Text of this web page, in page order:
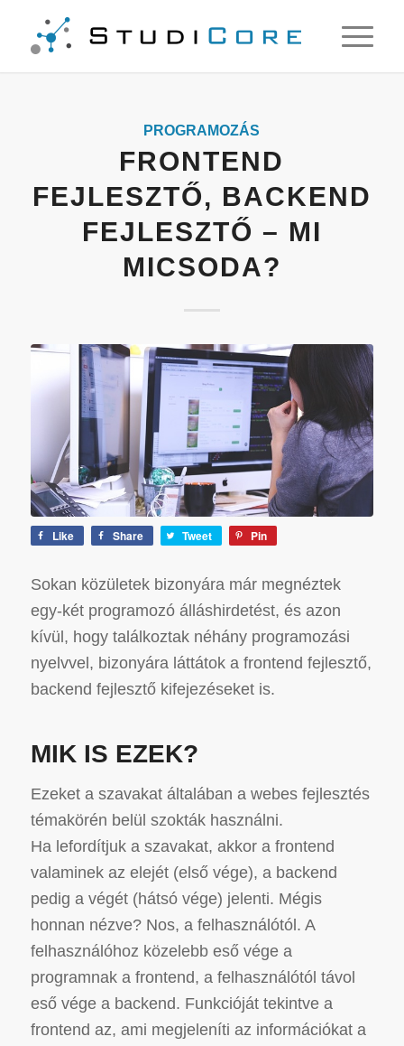
PROGRAMOZÁS
FRONTEND
FEJLESZTŐ, BACKEND
FEJLESZTŐ – MI
MICSODA?
Like Share Tweet Pin
Sokan közületek bizonyára már megnéztek
egy-két programozó álláshirdetést, és azon
kívül, hogy találkoztak néhány programozási
nyelvvel, bizonyára láttátok a frontend fejlesztő,
backend fejlesztő kifejezéseket is.
MIK IS EZEK?
Ezeket a szavakat általában a webes fejlesztés
témakörén belül szokták használni.
Ha lefordítjuk a szavakat, akkor a frontend
valaminek az elejét (első vége), a backend
pedig a végét (hátsó vége) jelenti. Mégis
honnan nézve? Nos, a felhasználótól. A
felhasználóhoz közelebb eső vége a
programnak a frontend, a felhasználótól távol
eső vége a backend. Funkcióját tekintve a
frontend az, ami megjeleníti az információkat a